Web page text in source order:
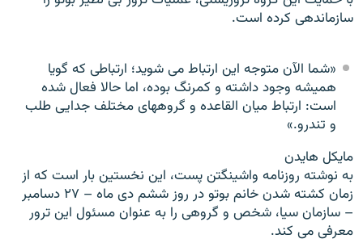
سازماندهی کرده است.
«شما الآن متوجه اين ارتباط می شويد؛ ارتباطی که گويا
هميشه وجود داشته و کمرنگ بوده، اما حالا فعال شده
است: ارتباط ميان القاعده و گروههای مختلف جدايی طلب
و تندرو.»
مایکل هایدن
به نوشته روزنامه واشينگتن پست، اين نخستين بار است که از
زمان کشته شدن خانم بوتو در روز ششم دی ماه – ۲۷ دسامبر
– سازمان سيا، شخص و گروهی را به عنوان مسئول اين ترور
معرفی می کند.